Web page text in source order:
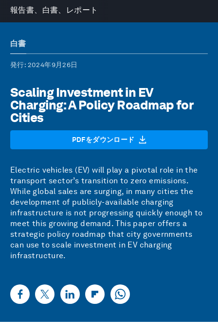
報告書、白書、レポート
白書
発行: 2024年9月26日
Scaling Investment in EV
Charging: A Policy Roadmap for
Cities
PDFをダウンロード
Electric vehicles (EV) will play a pivotal role in the
transport sector’s transition to zero emissions.
While global sales are surging, in many cities the
development of publicly-available charging
infrastructure is not progressing quickly enough to
meet this growing demand. This paper offers a
strategic policy roadmap that city governments
can use to scale investment in EV charging
infrastructure.